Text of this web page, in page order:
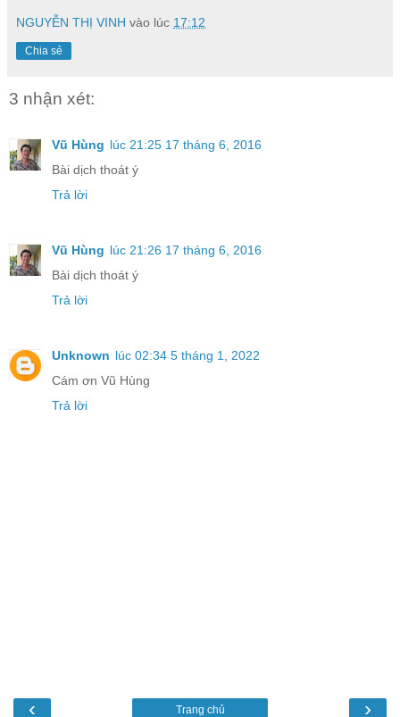
NGUYỄN THỊ VINH vào lúc 17:12
Chia sẻ
3 nhận xét:
Vũ Hùng lúc 21:25 17 tháng 6, 2016
Bài dịch thoát ý
Trả lời
Vũ Hùng lúc 21:26 17 tháng 6, 2016
Bài dịch thoát ý
Trả lời
Unknown lúc 02:34 5 tháng 1, 2022
Cám ơn Vũ Hùng
Trả lời
‹ ›
Trang chủ